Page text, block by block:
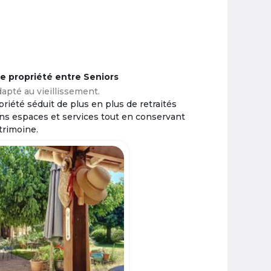
propriété entre Seniors
au vieillissement.
séduit de plus en plus de retraités
espaces et services tout en conservant